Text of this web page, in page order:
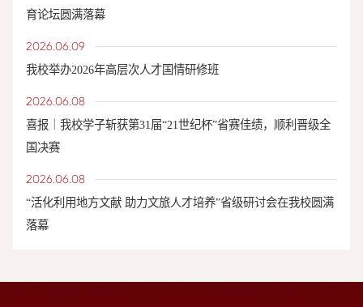
育论坛圆满落幕
2026.06.09
我校举办2026年高层次人才国情研修班
2026.06.08
喜报｜我校学子斩获第31届“21世纪杯”省赛佳绩，顺利晋级全
国决赛
2026.06.08
“活化利用地方文献 助力文旅人才培养”省级研讨会在我校圆满
落幕